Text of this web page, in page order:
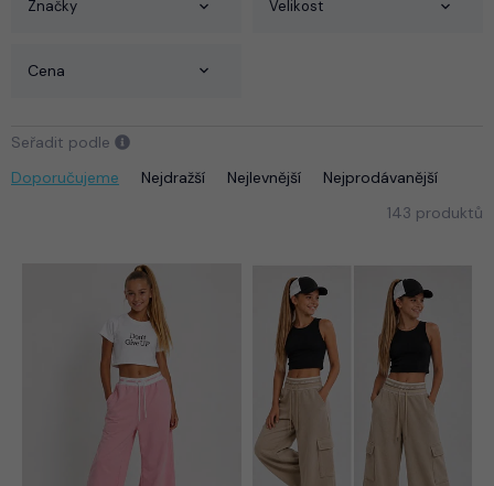
Značky Velikost
Cena
Seřadit podle
Doporučujeme
Nejdražší Nejlevnější
Nejprodávanější
143 produktů